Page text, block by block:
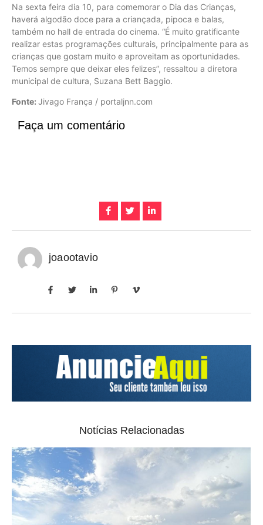
Na sexta feira dia 10, para comemorar o Dia das Crianças,
haverá algodão doce para a criançada, pipoca e balas,
também no hall de entrada do cinema. “É muito gratificante
realizar estas programações culturais, principalmente para as
crianças que gostam muito e aproveitam as oportunidades.
Temos sempre que deixar eles felizes”, ressaltou a diretora
municipal de cultura, Suzana Bett Baggio.
Fonte: Jivago França / portaljnn.com
Faça um comentário
joaootavio
Notícias Relacionadas